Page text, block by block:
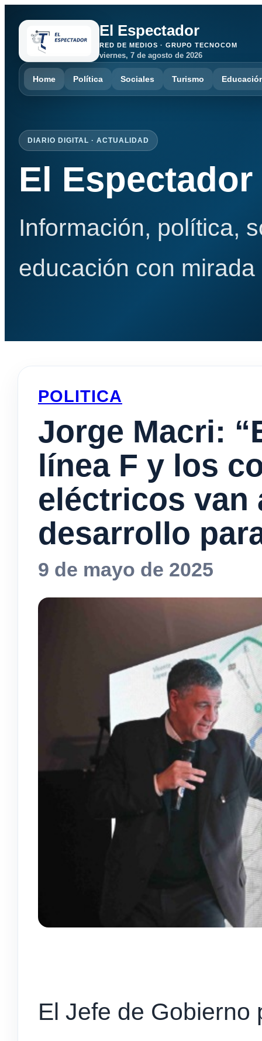
El Espectador
RED DE MEDIOS · GRUPO TECNOCOM
viernes, 7 de agosto de 2026
Home Política Sociales Turismo
DIARIO DIGITAL · ACTUALIDAD
El Espectador
Información, política,
educación con
POLITICA
Jorge Macri:
línea F y los
eléctricos van
desarrollo
9 de mayo de 2025
El Jefe de Gobierno